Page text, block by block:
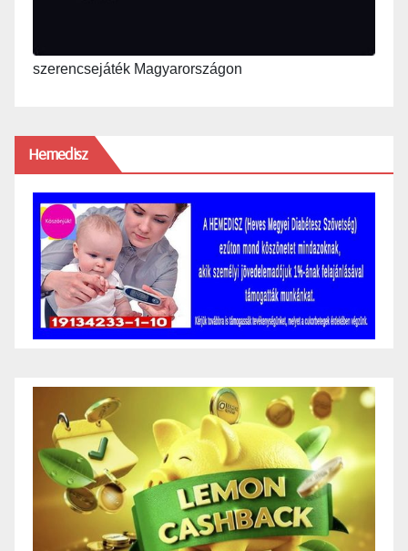
szerencsejáték Magyarországon
Hemedisz